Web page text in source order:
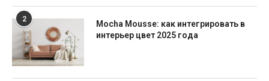
2
Mocha Mousse: как интегрировать в
интерьер цвет 2025 года